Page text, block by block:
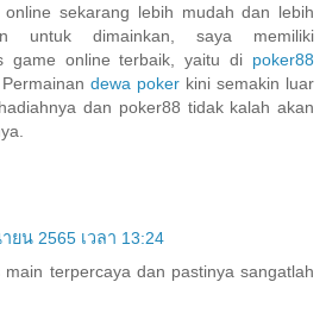
sekarang lebih mudah dan lebih
untuk dimainkan, saya memiliki
game online terbaik, yaitu di poker88
Permainan dewa poker kini semakin luar
dan poker88 tidak kalah akan
ยน 2565 เวลา 13:24
main terpercaya dan pastinya sangatlah